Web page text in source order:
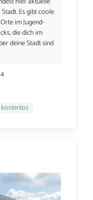
Es gibt coole
im Jugend-
die dich im
deine Stadt sind
kostenlos